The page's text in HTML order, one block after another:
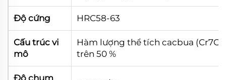
Độ cứng HRC58-63
Cấu trúc vi
mô
Hàm lượng thể tích cacbua
trên 50 %